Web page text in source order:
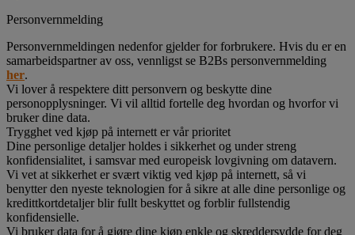
Personvernmelding
Personvernmeldingen nedenfor gjelder for forbrukere. Hvis du er en
samarbeidspartner av oss, vennligst se B2Bs personvernmelding
her.
Vi lover å respektere ditt personvern og beskytte dine
personopplysninger. Vi vil alltid fortelle deg hvordan og hvorfor vi
bruker dine data.
Trygghet ved kjøp på internett er vår prioritet
Dine personlige detaljer holdes i sikkerhet og under streng
konfidensialitet, i samsvar med europeisk lovgivning om datavern.
Vi vet at sikkerhet er svært viktig ved kjøp på internett, så vi
benytter den nyeste teknologien for å sikre at alle dine personlige og
kredittkortdetaljer blir fullt beskyttet og forblir fullstendig
konfidensielle.
Vi bruker data for å gjøre dine kjøp enkle og skreddersydde for deg